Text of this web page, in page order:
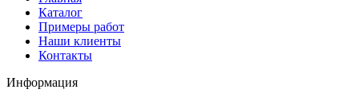
Каталог
Примеры работ
Наши клиенты
Контакты
Информация